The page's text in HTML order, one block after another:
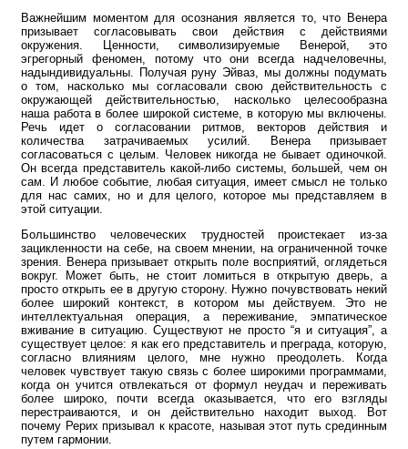
Важнейшим моментом для осознания является то, что Венера
призывает согласовывать свои действия с действиями
окружения. Ценности, символизируемые Венерой, это
эгрегорный феномен, потому что они всегда надчеловечны,
надындивидуальны. Получая руну Эйваз, мы должны подумать
о том, насколько мы согласовали свою действительность с
окружающей действительностью, насколько целесообразна
наша работа в более широкой системе, в которую мы включены.
Речь идет о согласовании ритмов, векторов действия и
количества затрачиваемых усилий. Венера призывает
согласоваться с целым. Человек никогда не бывает одиночкой.
Он всегда представитель какой-либо системы, большей, чем он
сам. И любое событие, любая ситуация, имеет смысл не только
для нас самих, но и для целого, которое мы представляем в
этой ситуации.
Большинство человеческих трудностей проистекает из-за
зацикленности на себе, на своем мнении, на ограниченной точке
зрения. Венера призывает открыть поле восприятий, оглядеться
вокруг. Может быть, не стоит ломиться в открытую дверь, а
просто открыть ее в другую сторону. Нужно почувствовать некий
более широкий контекст, в котором мы действуем. Это не
интеллектуальная операция, а переживание, эмпатическое
вживание в ситуацию. Существуют не просто “я и ситуация”, а
существует целое: я как его представитель и преграда, которую,
согласно влияниям целого, мне нужно преодолеть. Когда
человек чувствует такую связь с более широкими программами,
когда он учится отвлекаться от формул неудач и переживать
более широко, почти всегда оказывается, что его взгляды
перестраиваются, и он действительно находит выход. Вот
почему Рерих призывал к красоте, называя этот путь срединным
путем гармонии.